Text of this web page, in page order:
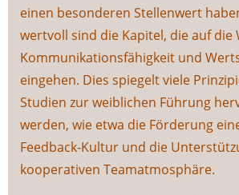
einen besonderen Stellenwert
wertvoll sind die Kapitel, die auf die
Kommunikationsfähigkeit und
eingehen. Dies spiegelt viele
Studien zur weiblichen Führung
werden, wie etwa die Förderung
Feedback-Kultur und die
kooperativen Teamatmosphäre.